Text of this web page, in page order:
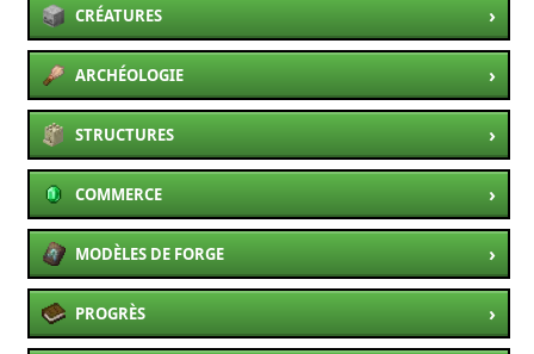
CRÉATURES ›
ARCHÉOLOGIE ›
STRUCTURES ›
COMMERCE ›
MODÈLES DE FORGE ›
PROGRÈS ›